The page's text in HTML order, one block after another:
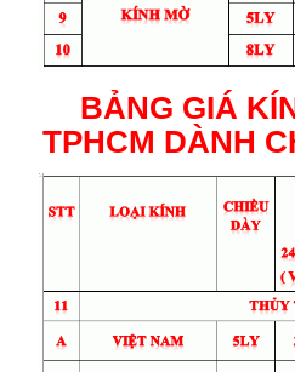
BẢNG GIÁ
TPHCM DÀNH